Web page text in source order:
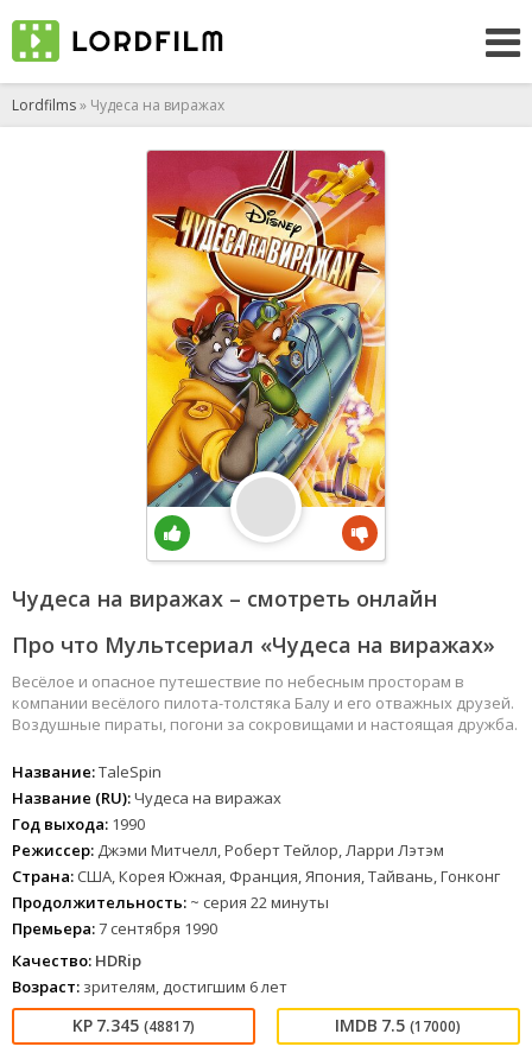
Lordfilms» Чудеса на виражах
Чудеса на виражах – смотреть онлайн
Про что Мультсериал «Чудеса на виражах»
Весёлое и опасное путешествие по небесным просторам в
компании весёлого пилота-толстяка Балу и его отважных друзей.
Воздушные пираты, погони за сокровищами и настоящая дружба.
Название:TaleSpin
Название (RU):Чудеса на виражах
Год выхода: 1990
Режиссер: Джэми Митчелл, Роберт Тейлор, Ларри Лэтэм
Страна: США, Корея Южная, Франция, Япония, Тайвань, Гонконг
Продолжительность: ~ серия 22 минуты
Премьера:7 сентября 1990
Качество: HDRip
Возраст: зрителям, достигшим 6 лет
7.345 (48817) 7.5 (17000)